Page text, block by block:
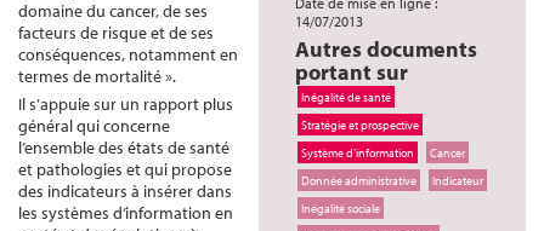
14/07/2013
Autres documents
portant sur
Inégalité de santé
Stratégie et prospective
Système d'information
Cancer
Donnée administrative
Indicateur
Inégalité sociale
domaine du cancer, de ses
facteurs de risque et de ses
conséquences, notamment en
termes de mortalité ».
Il s’appuie sur un rapport plus
général qui concerne
l’ensemble des états de santé
et pathologies et qui propose
des indicateurs à insérer dans
les systèmes d’information en